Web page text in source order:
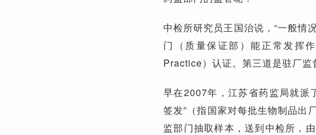
中检所研究员王国治说，“一般情
门（质量保证部）能正常发挥
Practice）认证。第三道是驻厂监
早在2007年，江苏省药监局就派
签发”（指国家对每批生物制品出
监部门抽取样本，送到中检所，